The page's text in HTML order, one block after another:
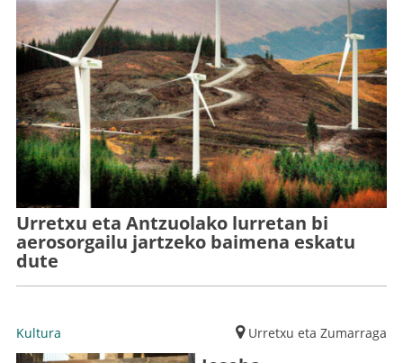
Urretxu eta Antzuolako lurretan bi
aerosorgailu jartzeko baimena eskatu
dute
Kultura Urretxu eta Zumarraga